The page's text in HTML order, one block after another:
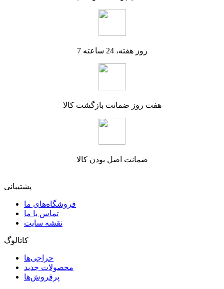
7 روز هفته، 24 ساعته
هفت روز ضمانت بازگشت کالا
ضمانت اصل بودن کالا
پشتیبانی
فروشگاه‌های ما
تماس با ما
نقشه سایت
کاتالوگ
حراجی‌ها
محصولات جدید
پرفروش‌ها